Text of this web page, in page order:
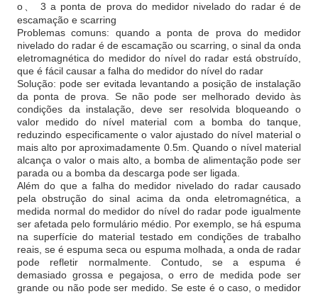
o、 3 a ponta de prova do medidor nivelado do radar é de
escamação e scarring
Problemas comuns: quando a ponta de prova do medidor
nivelado do radar é de escamação ou scarring, o sinal da onda
eletromagnética do medidor do nível do radar está obstruído,
que é fácil causar a falha do medidor do nível do radar
Solução: pode ser evitada levantando a posição de instalação
da ponta de prova. Se não pode ser melhorado devido às
condições da instalação, deve ser resolvida bloqueando o
valor medido do nível material com a bomba do tanque,
reduzindo especificamente o valor ajustado do nível material o
mais alto por aproximadamente 0.5m. Quando o nível material
alcança o valor o mais alto, a bomba de alimentação pode ser
parada ou a bomba da descarga pode ser ligada.
Além do que a falha do medidor nivelado do radar causado
pela obstrução do sinal acima da onda eletromagnética, a
medida normal do medidor do nível do radar pode igualmente
ser afetada pelo formulário médio. Por exemplo, se há espuma
na superfície do material testado em condições de trabalho
reais, se é espuma seca ou espuma molhada, a onda de radar
pode refletir normalmente. Contudo, se a espuma é
demasiado grossa e pegajosa, o erro de medida pode ser
grande ou não pode ser medido. Se este é o caso, o medidor